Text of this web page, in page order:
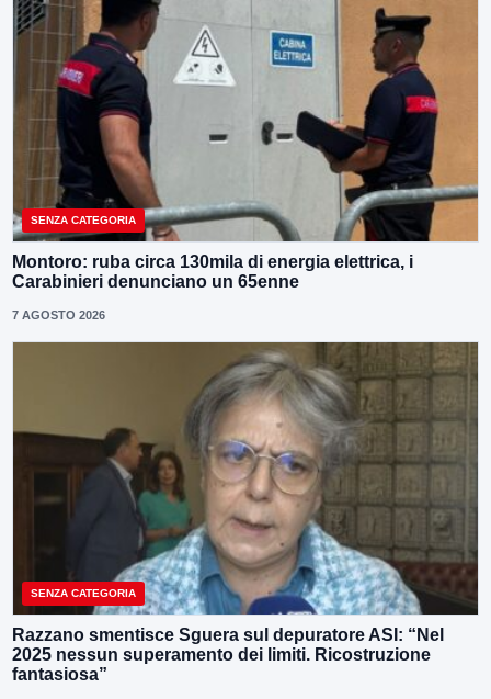
SENZA CATEGORIA
Montoro: ruba circa 130mila di energia elettrica, i
Carabinieri denunciano un 65enne
7 AGOSTO 2026
SENZA CATEGORIA
Razzano smentisce Sguera sul depuratore ASI: “Nel
2025 nessun superamento dei limiti. Ricostruzione
fantasiosa”